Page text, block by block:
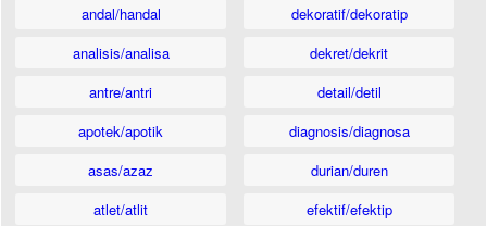
andal/handal
analisis/analisa
antre/antri
apotek/apotik
asas/azaz
atlet/atlit
dekoratif/dekoratip
dekret/dekrit
detail/detil
diagnosis/diagnosa
durian/duren
efektif/efektip